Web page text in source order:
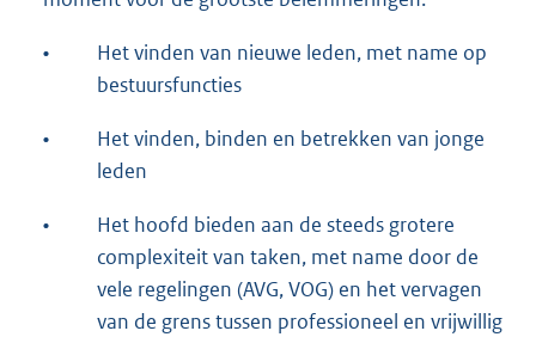
•
Het vinden van nieuwe leden, met name op
bestuursfuncties
•
Het vinden, binden en betrekken van jonge
leden
•
Het hoofd bieden aan de steeds grotere
complexiteit van taken, met name door de
vele regelingen (AVG, VOG) en het vervagen
van de grens tussen professioneel en vrijwillig